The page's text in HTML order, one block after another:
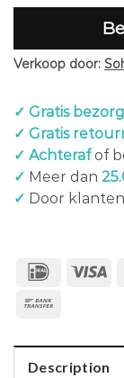
Verkoop door:
✓ Gratis
✓ Gratis
✓ Achterafof
✓ Meer dan
✓ Door
Description